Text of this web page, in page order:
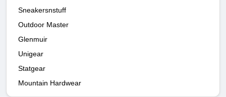
Sneakersnstuff
Outdoor Master
Glenmuir
Unigear
Statgear
Mountain Hardwear